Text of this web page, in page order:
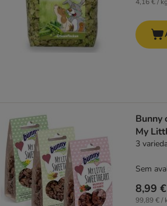
Bunny
My
3
8,99 €
99,89 € /
Sem